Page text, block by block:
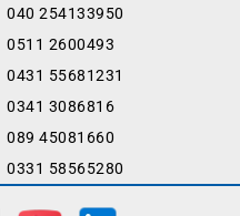
040 254133950
0511 2600493
0431 55681231
0341 3086816
089 45081660
0331 58565280